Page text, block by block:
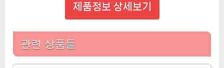
제품정보 상세보기
관련 상품들